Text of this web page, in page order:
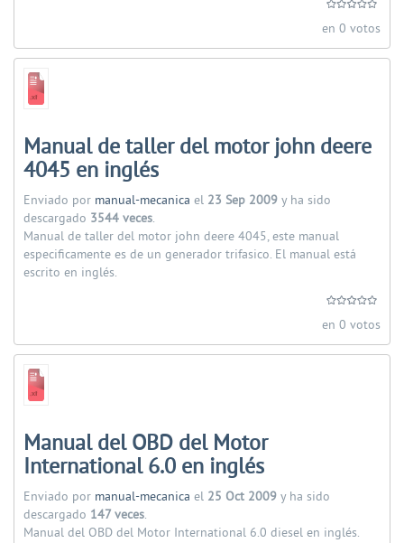
en 0 votos
Manual de taller del motor john deere
4045 en inglés
Enviado por manual-mecanica el 23 Sep 2009 y ha sido
descargado 3544 veces.
Manual de taller del motor john deere 4045, este manual
especificamente es de un generador trifasico. El manual está
escrito en inglés.
en 0 votos
Manual del OBD del Motor
International 6.0 en inglés
Enviado por manual-mecanica el 25 Oct 2009 y ha sido
descargado 147 veces.
Manual del OBD del Motor International 6.0 diesel en inglés.